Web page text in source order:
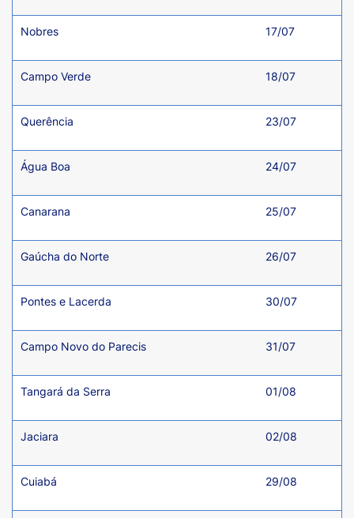
Nobres 17/07
Campo Verde 18/07
Querência 23/07
Água Boa 24/07
Canarana 25/07
Gaúcha do Norte 26/07
Pontes e Lacerda 30/07
Campo Novo do Parecis 31/07
Tangará da Serra 01/08
Jaciara 02/08
Cuiabá 29/08